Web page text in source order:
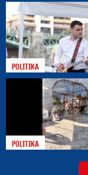
POLITIKA
POLITIKA